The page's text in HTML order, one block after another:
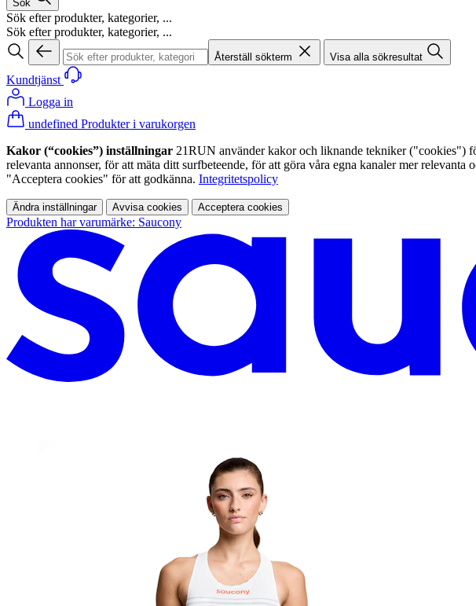
Sök
Sök efter produkter, kategorier, ...
Sök efter produkter, kategorier, ...
Återställ sökterm Visa alla sökresultat
Kundtjänst
Logga in
undefined Produkter i varukorgen
Kakor (“cookies”) inställningar 21RUN använder kakor och liknande tekniker ("cookies")
relevanta annonser, för att mäta ditt surfbeteende, för att göra våra egna kanaler mer
"Acceptera cookies" för att godkänna. Integritetspolicy
Ändra inställningar Avvisa cookies Acceptera cookies
Produkten har varumärke: Saucony